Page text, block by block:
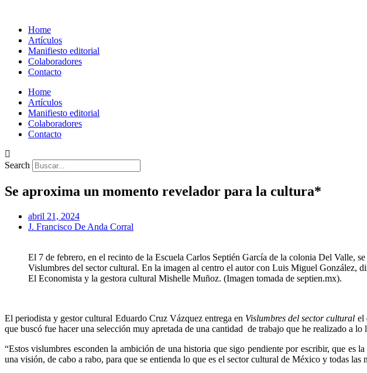
Home
Artículos
Manifiesto editorial
Colaboradores
Contacto
Home
Artículos
Manifiesto editorial
Colaboradores
Contacto
Search
Se aproxima un momento revelador para la cultura*
abril 21, 2024
J. Francisco De Anda Corral
El 7 de febrero, en el recinto de la Escuela Carlos Septién García de la colonia Del Valle, se
Vislumbres del sector cultural. En la imagen al centro el autor con Luis Miguel González,
El Economista y la gestora cultural Mishelle Muñoz. (Imagen tomada de septien.mx).
El periodista y gestor cultural Eduardo Cruz Vázquez entrega en Vislumbres del sector cultural el
que buscó fue hacer una selección muy apretada de una cantidad de trabajo que he realizado a
“Estos vislumbres esconden la ambición de una historia que sigo pendiente por escribir, que es
una visión, de cabo a rabo, para que se entienda lo que es el sector cultural de México y todas las